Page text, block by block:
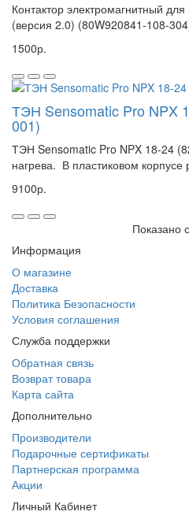
Контактор электромагнитный
(версия 2.0) (80W920841-108-
1500р.
ТЭН Sensomatic Pro NPX
001)
ТЭН Sensomatic Pro NPX 18-24
нагрева. В пластиковом корпусе
9100р.
Показано
Информация
О магазине
Доставка
Политика Безопасности
Условия соглашения
Служба поддержки
Обратная связь
Возврат товара
Карта сайта
Дополнительно
Производители
Подарочные сертификаты
Партнерская программа
Акции
Личный Кабинет